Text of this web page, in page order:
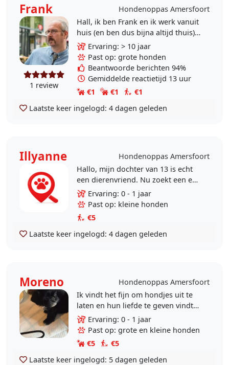
Frank Hondenoppas Amersfoort
1 review
Hall, ik ben Frank en ik werk vanuit
huis (en ben dus bijna altijd thuis).
Ik heb zelf 2 honden: Mum en Mo.
Mum (7) komt uit Spanje en heeft
vroeger..
Ervaring: > 10 jaar
Past op: grote honden
Beantwoorde berichten 94%
Gemiddelde reactietijd 13 uur
€1
€1
€1
Laatste keer ingelogd: 4 dagen geleden
Illyanne
Hondenoppas Amersfoort
Hallo, mijn dochter van 13 is echt
een dierenvriend. Nu zoekt een een
bijbaantje en het uitlaten van
honden zou ze super leuk vinden.
Ervaring met..
Ervaring: 0 - 1 jaar
Past op: kleine honden
€5
Laatste keer ingelogd: 4 dagen geleden
Moreno
Hondenoppas Amersfoort
Ik vindt het fijn om hondjes uit te
laten en hun liefde te geven vindt
fijn om een band met ze op te
bouwen en een lekker lanf stuk
wandelen
Ervaring: 0 - 1 jaar
Past op: grote en kleine honden
€5
€5
Laatste keer ingelogd: 5 dagen geleden